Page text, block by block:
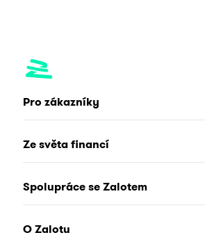
Pro zákazníky
Ze světa financí
Spolupráce se Zalotem
O Zalotu